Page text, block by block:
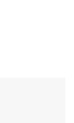
in einem neuen